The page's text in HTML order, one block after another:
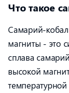
Что такое
Самарий-
магниты - это
сплава
высокой